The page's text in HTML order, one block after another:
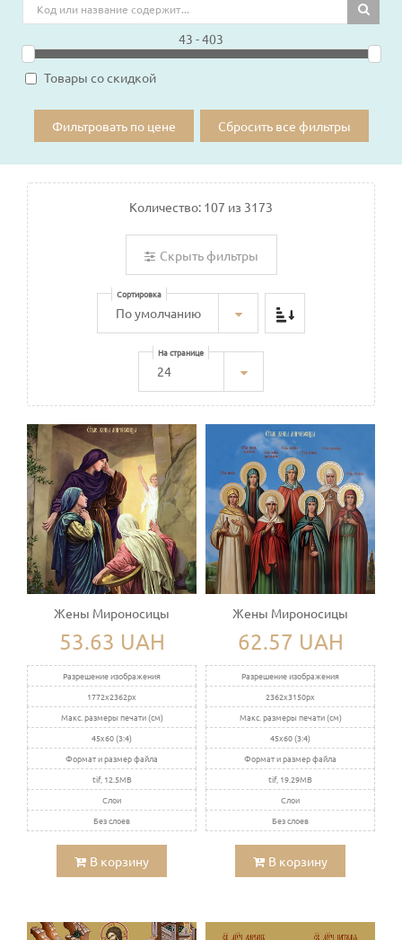
43 - 403
Товары со скидкой
Фильтровать по цене Сбросить все фильтры
Количество: 107 из 3173
Скрыть фильтры
Сортировка
На странице
Жены Мироносицы
53.63 UAH
Разрешение изображения
1772x2362px
Макс. размеры печати (см)
45x60 (3:4)
Формат и размер файла
tif, 12.5MB
Слои
Без слоев
В корзину
Жены Мироносицы
62.57 UAH
Разрешение изображения
2362x3150px
Макс. размеры печати (см)
45x60 (3:4)
Формат и размер файла
tif, 19.29MB
Слои
Без слоев
В корзину